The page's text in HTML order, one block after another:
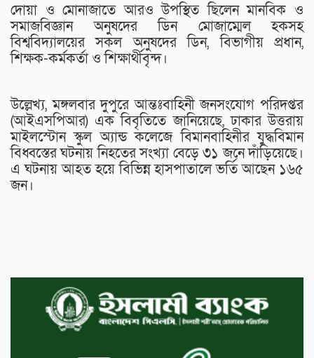
দোয়া ও মোনাজাতে আরও উপস্থিত ছিলেন মানবিক ও
সমাজবিজ্ঞান অনুষদের ডিন মোজাম্মেল হকসহ
বিশ্ববিদ্যালয়ের সকল অনুষদের ডিন, বিভাগীয় প্রধান,
শিক্ষক-কর্মকর্তা ও শিক্ষার্থীবৃন্দ।
উল্লেখ্য, মঙ্গলবার দুপুরে আন্তঃবাহিনী জনসংযোগ পরিদপ্তর
(আইএসপিআর) এক বিবৃতিতে জানিয়েছে, ঢাকার উত্তরায়
মাইলস্টোন স্কুল অ্যান্ড কলেজে বিমানবাহিনীর যুদ্ধবিমান
বিধ্বস্তের ঘটনায় নিহতের সংখ্যা বেড়ে ৩১ জনে দাঁড়িয়েছে।
এ ঘটনায় আহত হয়ে বিভিন্ন হাসপাতালে ভর্তি আছেন ১৬৫
জন।